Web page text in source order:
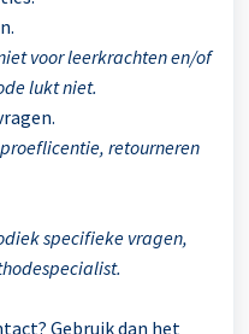
voor leerkrachten en/of
lukt niet.
retourneren
specifieke vragen,
Gebruik dan het